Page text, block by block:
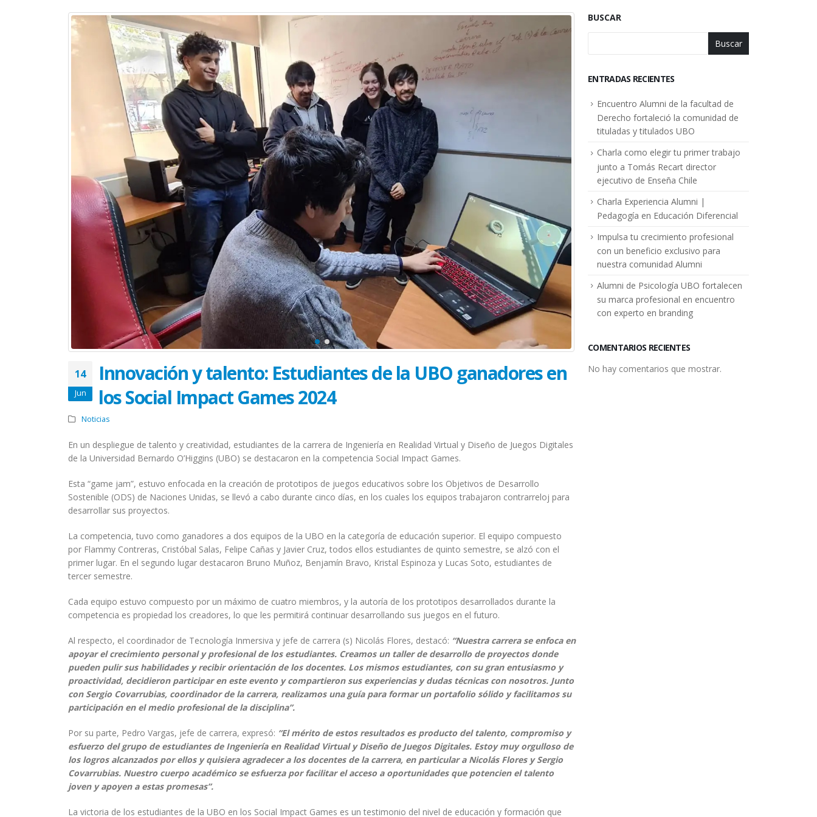
14
Jun
Innovación y talento: Estudiantes de la UBO ganadores en
los Social Impact Games 2024
Noticias
En un despliegue de talento y creatividad, estudiantes de la carrera de Ingeniería en Realidad Virtual y Diseño de Juegos Digitales
de la Universidad Bernardo O’Higgins (UBO) se destacaron en la competencia Social Impact Games.
Esta “game jam”, estuvo enfocada en la creación de prototipos de juegos educativos sobre los Objetivos de Desarrollo
Sostenible (ODS) de Naciones Unidas, se llevó a cabo durante cinco días, en los cuales los equipos trabajaron contrarreloj para
desarrollar sus proyectos.
La competencia, tuvo como ganadores a dos equipos de la UBO en la categoría de educación superior. El equipo compuesto
por Flammy Contreras, Cristóbal Salas, Felipe Cañas y Javier Cruz, todos ellos estudiantes de quinto semestre, se alzó con el
primer lugar. En el segundo lugar destacaron Bruno Muñoz, Benjamín Bravo, Kristal Espinoza y Lucas Soto, estudiantes de
tercer semestre.
Cada equipo estuvo compuesto por un máximo de cuatro miembros, y la autoría de los prototipos desarrollados durante la
competencia es propiedad los creadores, lo que les permitirá continuar desarrollando sus juegos en el futuro.
Al respecto, el coordinador de Tecnología Inmersiva y jefe de carrera (s) Nicolás Flores, destacó: “Nuestra carrera se enfoca en
apoyar el crecimiento personal y profesional de los estudiantes. Creamos un taller de desarrollo de proyectos donde
pueden pulir sus habilidades y recibir orientación de los docentes. Los mismos estudiantes, con su gran entusiasmo y
proactividad, decidieron participar en este evento y compartieron sus experiencias y dudas técnicas con nosotros. Junto
con Sergio Covarrubias, coordinador de la carrera, realizamos una guía para formar un portafolio sólido y facilitamos su
participación en el medio profesional de la disciplina”.
Por su parte, Pedro Vargas, jefe de carrera, expresó: “El mérito de estos resultados es producto del talento, compromiso y
esfuerzo del grupo de estudiantes de Ingeniería en Realidad Virtual y Diseño de Juegos Digitales. Estoy muy orgulloso de
los logros alcanzados por ellos y quisiera agradecer a los docentes de la carrera, en particular a Nicolás Flores y Sergio
Covarrubias. Nuestro cuerpo académico se esfuerza por facilitar el acceso a oportunidades que potencien el talento
joven y apoyen a estas promesas”.
La victoria de los estudiantes de la UBO en los Social Impact Games es un testimonio del nivel de educación y formación que
BUSCAR
Buscar
ENTRADAS RECIENTES
Encuentro Alumni de la facultad de
Derecho fortaleció la comunidad de
tituladas y titulados UBO
Charla como elegir tu primer trabajo
junto a Tomás Recart director
ejecutivo de Enseña Chile
Charla Experiencia Alumni |
Pedagogía en Educación Diferencial
Impulsa tu crecimiento profesional
con un beneficio exclusivo para
nuestra comunidad Alumni
Alumni de Psicología UBO fortalecen
su marca profesional en encuentro
con experto en branding
COMENTARIOS RECIENTES
No hay comentarios que mostrar.